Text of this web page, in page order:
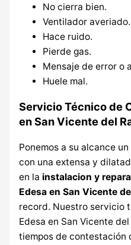
No cierra bien.
Ventilador averiado.
Hace ruido.
Pierde gas.
Mensaje de error o
Huele mal.
Servicio Técnico de
en San Vicente del
Ponemos a su alcance
con una extensa y
en la instalacion y
Edesa en San Vicente
record. Nuestro servicio
Edesa en San Vicente
tiempos de contestación